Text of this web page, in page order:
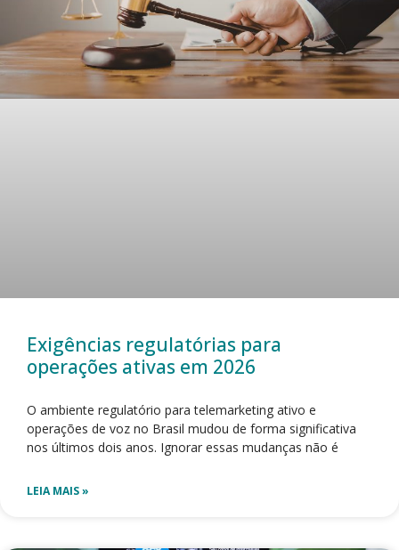
Exigências regulatórias para
operações ativas em 2026
O ambiente regulatório para telemarketing ativo e
operações de voz no Brasil mudou de forma significativa
nos últimos dois anos. Ignorar essas mudanças não é
LEIA MAIS »